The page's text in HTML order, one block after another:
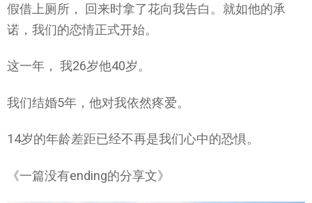
假借上厕所， 回来时拿了花向我告白。就如他的承
诺，我们的恋情正式开始。
这一年， 我26岁他40岁。
我们结婚5年，他对我依然疼爱。
14岁的年龄差距已经不再是我们心中的恐惧。
《一篇没有ending的分享文》